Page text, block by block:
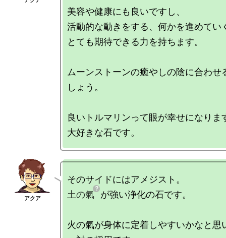
美容や健康にも良いですし、
活動的な動きをする、何かを進めてい
とても期待できる力を持ちます。
ムーンストーンの癒やしの陰に合わせ
しょう。
良いトルマリンって眼が幸せになりま
土の氣
が強い浄化の石です。
火の氣が身体に定着しやすいかなと思